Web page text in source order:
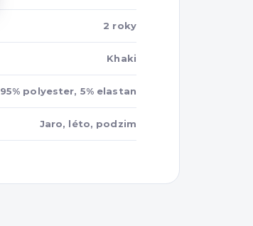
2 roky
Khaki
95% polyester, 5% elastan
Jaro, léto, podzim